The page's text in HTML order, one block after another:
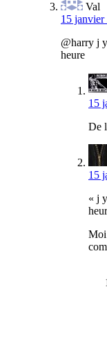
Val
15
@harry j
heure
15
De
15
« j
Moi